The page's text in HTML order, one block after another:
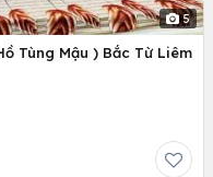
5
Tùng Mậu ) Bắc Từ Liêm